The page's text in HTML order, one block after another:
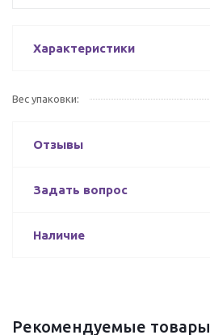
Характеристики
Вес упаковки:
Отзывы
Задать вопрос
Наличие
Рекомендуемые товары